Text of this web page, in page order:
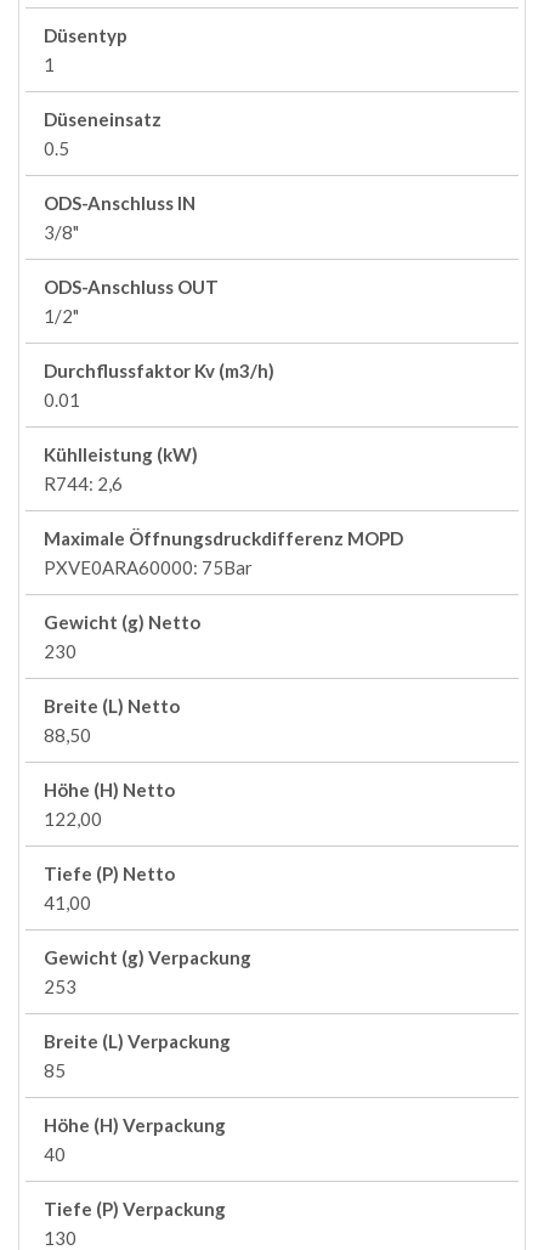
Düsentyp
1
Düseneinsatz
0.5
ODS-Anschluss IN
3/8"
ODS-Anschluss OUT
1/2"
Durchflussfaktor Kv (m3/h)
0.01
Kühlleistung (kW)
R744: 2,6
Maximale Öffnungsdruckdifferenz MOPD
PXVE0ARA60000: 75Bar
Gewicht (g) Netto
230
Breite (L) Netto
88,50
Höhe (H) Netto
122,00
Tiefe (P) Netto
41,00
Gewicht (g) Verpackung
253
Breite (L) Verpackung
85
Höhe (H) Verpackung
40
Tiefe (P) Verpackung
130